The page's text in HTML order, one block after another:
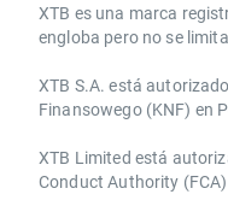
​​XTB es una marca
engloba pero no se
XTB S.A.​ está
Finansowego (KNF) ​en
XTB Limited ​está
Conduct Authority